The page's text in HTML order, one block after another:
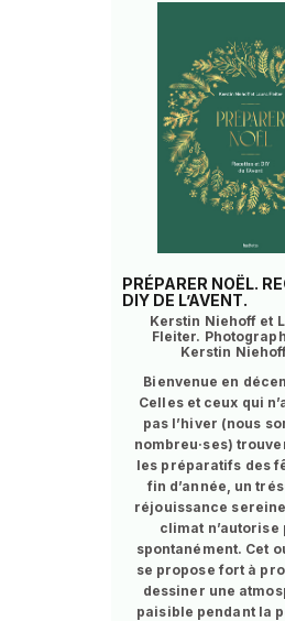
PRÉPARER NOËL.
DIY DE L’AVENT.
Kerstin Niehoff et
Fleiter.
Kerstin
Bienvenue en
Celles et ceux qui
pas l’hiver (nous
nombreu·ses)
les préparatifs des
fin d’année, un
réjouissance
climat n’autorise
spontanément. Cet
se propose fort à
dessiner une
paisible pendant la